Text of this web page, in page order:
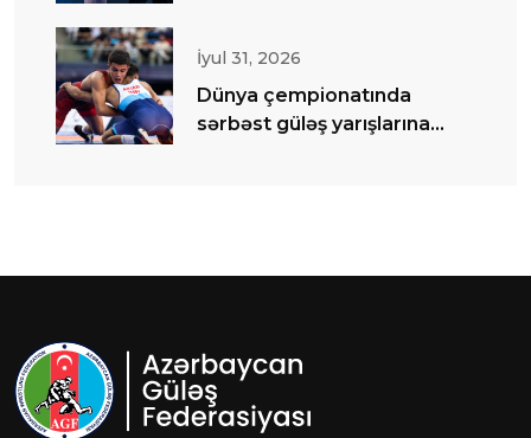
İyul 31, 2026
Dünya çempionatında
sərbəst güləş yarışlarına